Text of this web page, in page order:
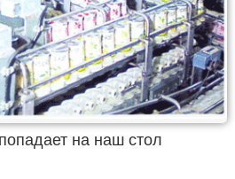
на наш стол